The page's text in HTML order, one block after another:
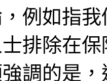
例如指
排除在
調的是